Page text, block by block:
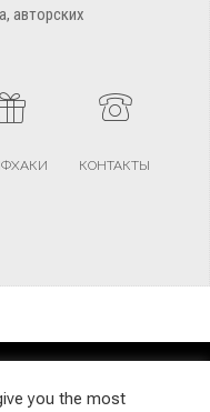
авторских
КОНТАКТЫ
POLICY SITEMAP
you the most